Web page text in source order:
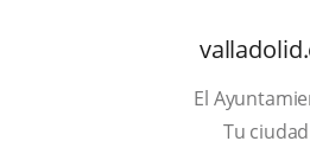
El
Tu ciudad